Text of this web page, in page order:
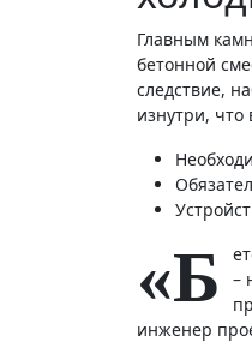
Главным
бетонной
следствие,
изнутри,
«Б
–
инженер